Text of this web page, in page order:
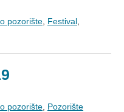
pozorište Festival
pozorište Pozorište